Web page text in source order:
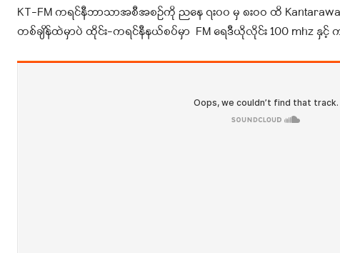
KT-FM ကရင်နီဘာသာအစီအစဉ်ကို ညနေ ၇း၀၀ မှ ၈းဝဝ ထိ
တစ်ချိန်ထဲမှာပဲ ထိုင်း-ကရင်နီနယ်စပ်မှာ FM ရေဒီယိုလိုင်း 100 mhz နှင့်